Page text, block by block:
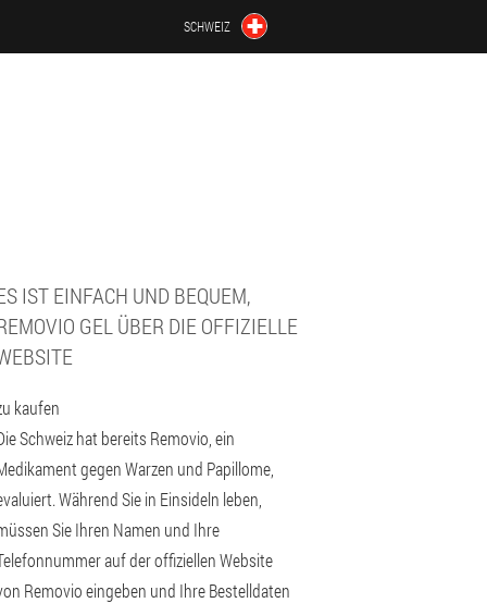
SCHWEIZ
IST EINFACH UND BEQUEM,
GEL ÜBER DIE OFFIZIELLE
kaufen
Schweiz hat bereits Removio, ein
gegen Warzen und Papillome,
Während Sie in Einsideln leben,
Sie Ihren Namen und Ihre
auf der offiziellen Website
Removio eingeben und Ihre Bestelldaten